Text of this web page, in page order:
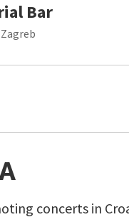
Bar
concerts in